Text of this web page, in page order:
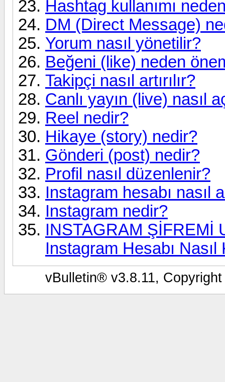
Hashtag kullanımı
DM (Direct Message)
Yorum nasıl yönetilir?
Beğeni (like) neden
Takipçi nasıl artırılır?
Canlı yayın (live) nasıl
Reel nedir?
Hikaye (story) nedir?
Gönderi (post) nedir?
Profil nasıl düzenlenir?
Instagram hesabı nasıl
Instagram nedir?
INSTAGRAM ŞİFREMİ
Instagram Hesabı Nasıl
vBulletin® v3.8.11,